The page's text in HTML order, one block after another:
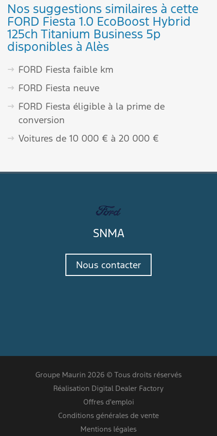
Nos suggestions similaires à cette
FORD Fiesta 1.0 EcoBoost Hybrid
125ch Titanium Business 5p
disponibles à Alès
FORD Fiesta faible km
FORD Fiesta neuve
FORD Fiesta éligible à la prime de
conversion
Voitures de 10 000 € à 20 000 €
SNMA
Nous contacter
Groupe Maurin 2026 © Tous droits réservés
Réalisation Digital Dealer Factory
Offres d'emploi
Conditions générales de vente
Mentions légales